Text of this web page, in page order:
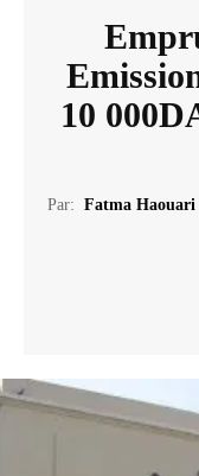
10
Par: Fatma Haouari